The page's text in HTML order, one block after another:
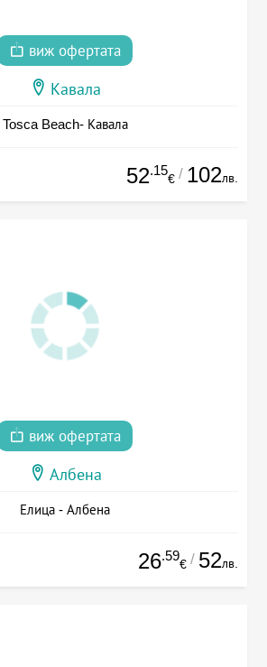
виж офертата
Кавала
Tosca Beach- Кавала
52.15
€ / 102лв.
виж офертата
Албена
Елица - Албена
26.59
€ / 52лв.